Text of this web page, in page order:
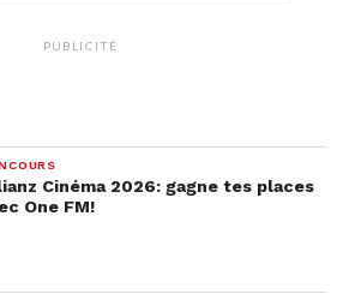
PUBLICITÉ
Cinéma 2026: gagne tes places
One FM!